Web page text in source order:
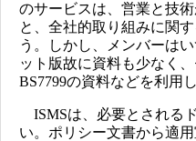
のサービスは、営業と技
と、全社的取り組みに関
う。しかし、メンバーは
ット版故に資料も少なく
BS7799の資料などを利用
ISMSは、必要とされる
い。ポリシー文書から適